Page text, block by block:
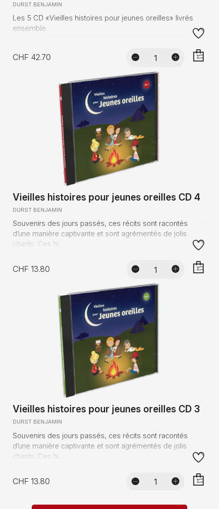
DURST BENJAMIN
Les 5 CD «Vieilles histoires pour jeunes oreilles» livrés
ensemble.
CHF 42.70
Vieilles histoires pour jeunes oreilles CD 4
DURST BENJAMIN
Souvenirs des jours passés, ces récits sont racontés
d’une manière captivante et sont agrémentés de jolis
chants. Ces hi...
CHF 13.80
Vieilles histoires pour jeunes oreilles CD 3
DURST BENJAMIN
Souvenirs des jours passés, ces récits sont racontés
d’une manière captivante et sont agrémentés de jolis
chants. Ces hi...
CHF 13.80